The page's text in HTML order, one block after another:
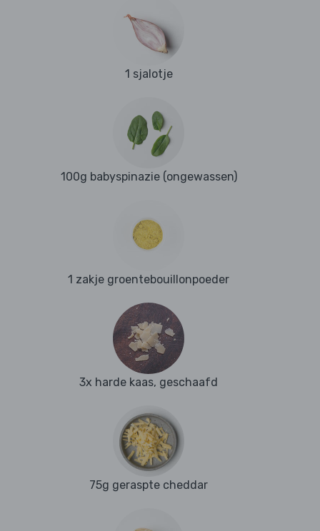
1 sjalotje
100g babyspinazie (ongewassen)
1 zakje groentebouillonpoeder
3x harde kaas, geschaafd
75g geraspte cheddar